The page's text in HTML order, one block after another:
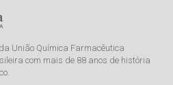
União Química Farmacêutica
com mais de 88 anos de história